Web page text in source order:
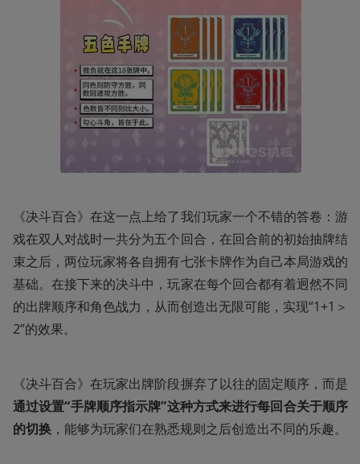
《决斗百合》在这一点上给了我们玩家一个不错的答卷：游
戏在双人对战时一共分为五个回合，在回合前的初始抽牌结
束之后，两位玩家将各自拥有七张卡牌作为自己本局游戏的
基础。在接下来的决斗中，玩家在每个回合都有着迥然不同
的出牌顺序和角色战力，从而创造出无限可能，实现“1+1＞
2”的效果。
《决斗百合》在玩家出牌阶段摒弃了以往的固定顺序，而是
通过设置“手牌顺序指示牌”这种方式来进行每回合关于顺序
的切换 ，能够为玩家们在熟悉规则之后创造出不同的乐趣。